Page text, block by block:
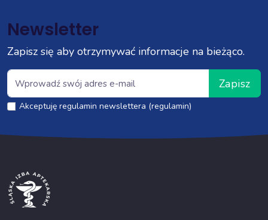
Newsletter
Zapisz się aby otrzymywać informacje na bieżąco.
Zapisz
Akceptuję regulamin newslettera (regulamin)